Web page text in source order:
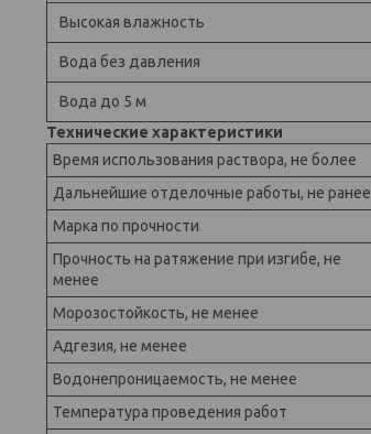
Высокая влажность
Вода без давления
Вода до 5 м
Технические характеристики
Время использования раствора, не более
Дальнейшие отделочные работы, не ранее
Марка по прочности
Прочность на ратяжение при изгибе, не
менее
Морозостойкость, не менее
Адгезия, не менее
Водонепроницаемость, не менее
Температура проведения работ